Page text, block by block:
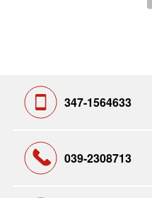
347-1564633
039-2308713